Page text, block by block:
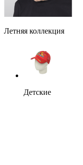
Летняя коллекция
Детские